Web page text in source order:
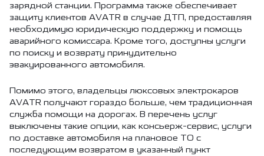
зарядной станции. Программа также обеспечивает
защиту клиентов AVATR в случае ДТП, предоставляя
необходимую юридическую поддержку и помощь
аварийного комиссара. Кроме того, доступны услуги
по поиску и возврату принудительно
эвакуированного автомобиля.
Помимо этого, владельцы люксовых электрокаров
AVATR получают гораздо больше, чем традиционная
служба помощи на дорогах. В перечень услуг
выключены такие опции, как консьерж-сервис, услуги
по доставке автомобиля на плановое ТО с
последующим возвратом в указанный пункт